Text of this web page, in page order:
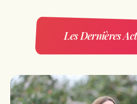
Les Dernières